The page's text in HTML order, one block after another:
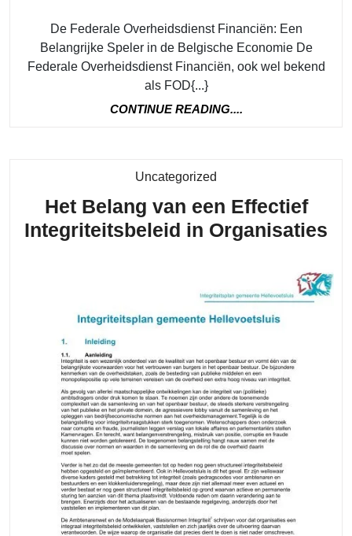
van
de
De Federale Overheidsdienst Financiën: Een
Belangrijke Speler in de Belgische Economie De
Federale Overheidsdienst Financiën, ook wel bekend
als FOD{...}
CONTINUE READING....
Uncategorized
Het Belang van een Effectief
Integriteitsbeleid in Organisaties